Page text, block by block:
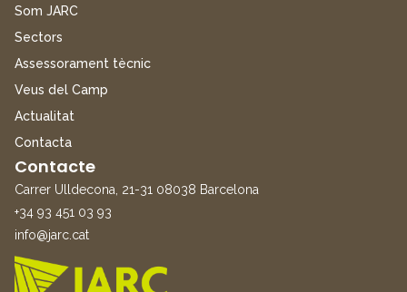
Som JARC
Sectors
Assessorament tècnic
Veus del Camp
Actualitat
Contacta
Contacte
Carrer Ulldecona, 21-31 08038 Barcelona
+34 93 451 03 93
info@jarc.cat